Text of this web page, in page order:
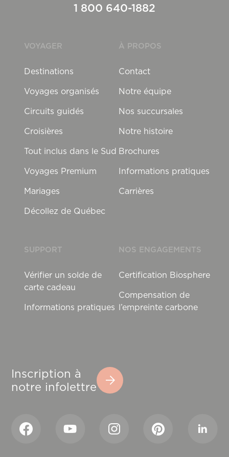
1 800 640-1882
VOYAGER
Destinations
Voyages organisés
Circuits guidés
Croisières
Tout inclus dans le Sud
Voyages Premium
Mariages
Décollez de Québec
À PROPOS
Contact
Notre équipe
Nos succursales
Notre histoire
Brochures
Informations pratiques
Carrières
SUPPORT
Vérifier un solde de
carte cadeau
Informations pratiques
NOS ENGAGEMENTS
Certification Biosphere
Compensation de
l’empreinte carbone
Inscription à
notre infolettre